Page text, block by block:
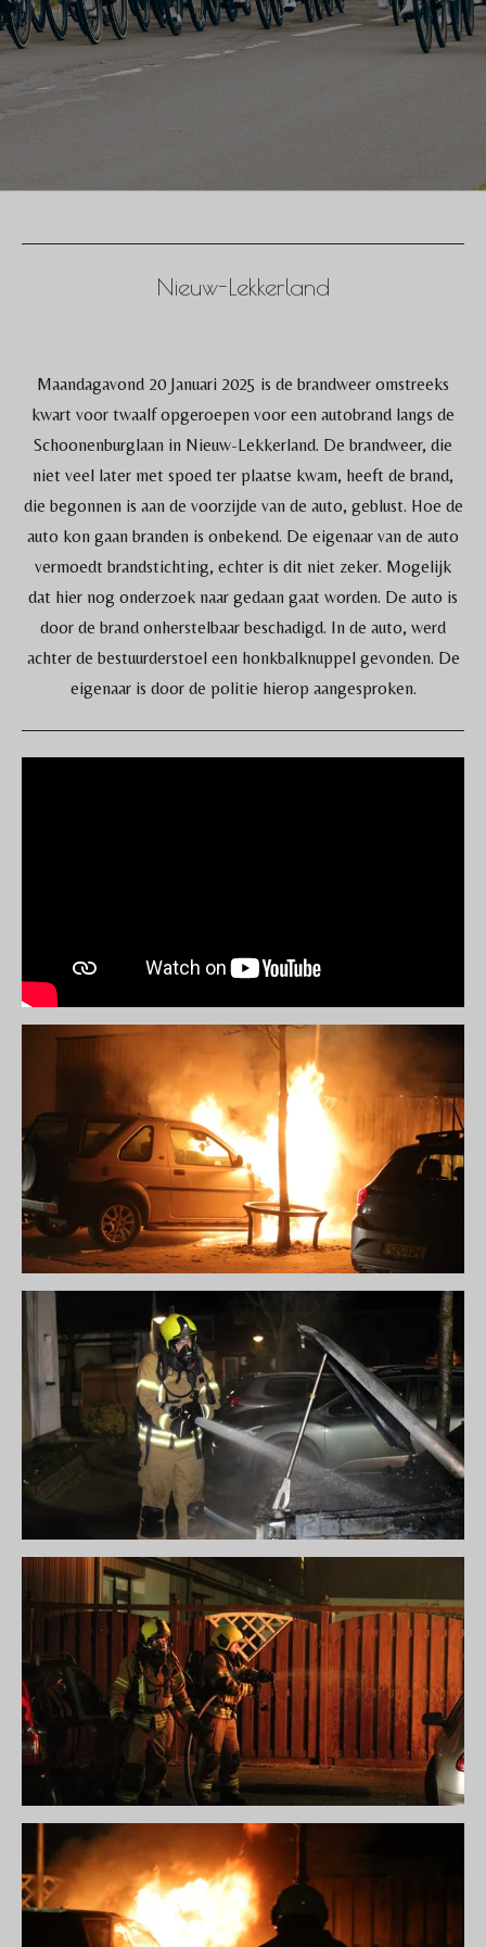
Nieuw-Lekkerland
Maandagavond 20 Januari 2025 is de brandweer omstreeks
kwart voor twaalf opgeroepen voor een autobrand langs de
Schoonenburglaan in Nieuw-Lekkerland. De brandweer, die
niet veel later met spoed ter plaatse kwam, heeft de brand,
die begonnen is aan de voorzijde van de auto, geblust. Hoe de
auto kon gaan branden is onbekend. De eigenaar van de auto
vermoedt brandstichting, echter is dit niet zeker. Mogelijk
dat hier nog onderzoek naar gedaan gaat worden. De auto is
door de brand onherstelbaar beschadigd. In de auto, werd
achter de bestuurderstoel een honkbalknuppel gevonden. De
eigenaar is door de politie hierop aangesproken.